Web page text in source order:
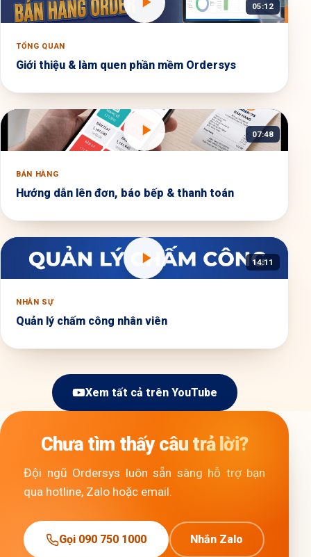
05:12
TỔNG QUAN
Giới thiệu & làm quen phần mềm Ordersys
07:48
BÁN HÀNG
Hướng dẫn lên đơn, báo bếp & thanh toán
14:11
NHÂN SỰ
Quản lý chấm công nhân viên
Xem tất cả trên YouTube
Chưa tìm thấy câu trả lời?
Đội ngũ Ordersys luôn sẵn sàng hỗ trợ bạn
qua hotline, Zalo hoặc email.
Gọi 090 750 1000 Nhắn Zalo